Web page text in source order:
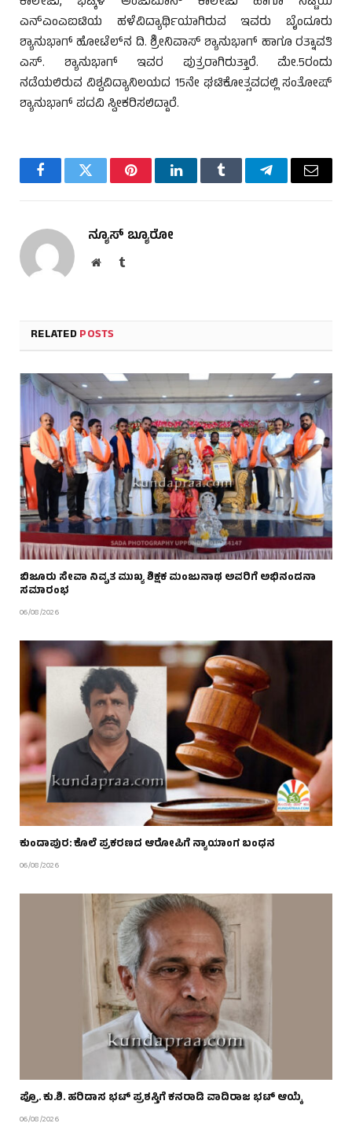
ಎನ್‌ಎಂಎಐಟಿಯ ಹಳೆವಿದ್ಯಾರ್ಥಿಯಾಗಿರುವ ಇವರು ಬೈಂದೂರು
ಶ್ಯಾನುಭಾಗ್ ಹೋಟೆಲ್‌ನ ದಿ. ಶ್ರೀನಿವಾಸ್ ಶ್ಯಾನುಭಾಗ್ ಹಾಗೂ ರತ್ನಾವತಿ
ಎಸ್. ಶ್ಯಾನುಭಾಗ್ ಇವರ ಪುತ್ರರಾಗಿರುತ್ತಾರೆ. ಮೇ.5ರಂದು
ನಡೆಯಲಿರುವ ವಿಶ್ವವಿದ್ಯಾನಿಲಯದ 15ನೇ ಘಟಿಕೋತ್ಸವದಲ್ಲಿ ಸಂತೋಷ್
ಶ್ಯಾನುಭಾಗ್ ಪದವಿ ಸ್ವೀಕರಿಸಲಿದ್ದಾರೆ.
FacebookTwitter PinterestLinkedInTumblr TelegramEmail
ನ್ಯೂಸ್ ಬ್ಯೂರೋ
WebsiteTumblr
RELATEDPOSTS
ಬಿಜೂರು ಸೇವಾ ನಿವೃತ ಮುಖ್ಯ ಶಿಕ್ಷಕ ಮಂಜುನಾಥ ಅವರಿಗೆ ಅಭಿನಂದನಾ
ಸಮಾರಂಭ
06/08/2026
ಕುಂದಾಪುರ: ಕೊಲೆ ಪ್ರಕರಣದ ಆರೋಪಿಗೆ ನ್ಯಾಯಾಂಗ ಬಂಧನ
06/08/2026
ಪ್ರೊ. ಕು.ಶಿ. ಹರಿದಾಸ ಭಟ್ ಪ್ರಶಸ್ತಿಗೆ ಕನರಾಡಿ ವಾದಿರಾಜ ಭಟ್ ಆಯ್ಕೆ
06/08/2026